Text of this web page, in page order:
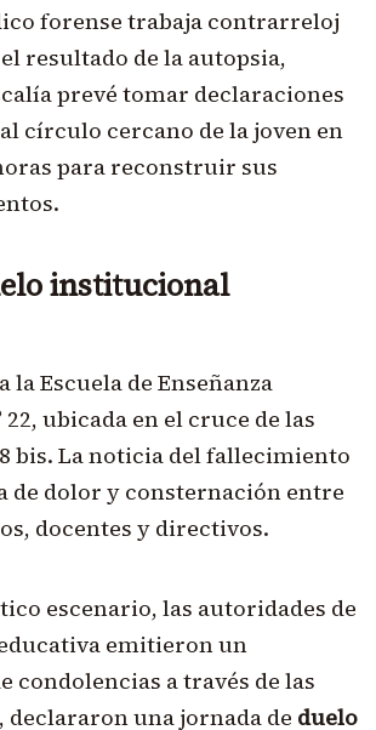
forense trabaja contrarreloj
resultado de la autopsia,
prevé tomar declaraciones
círculo cercano de la joven en
para reconstruir sus
institucional
la Escuela de Enseñanza
22, ubicada en el cruce de las
bis. La noticia del fallecimiento
de dolor y consternación entre
docentes y directivos.
escenario, las autoridades de
emitieron un
condolencias a través de las
declararon una jornada de duelo